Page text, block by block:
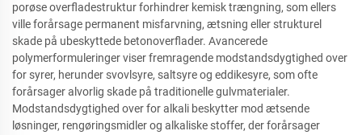
porøse overfladestruktur forhindrer kemisk trængning, som ellers
ville forårsage permanent misfarvning, ætsning eller strukturel
skade på ubeskyttede betonoverflader. Avancerede
polymerformuleringer viser fremragende modstandsdygtighed over
for syrer, herunder svovlsyre, saltsyre og eddikesyre, som ofte
forårsager alvorlig skade på traditionelle gulvmaterialer.
Modstandsdygtighed over for alkali beskytter mod ætsende
løsninger, rengøringsmidler og alkaliske stoffer, der forårsager